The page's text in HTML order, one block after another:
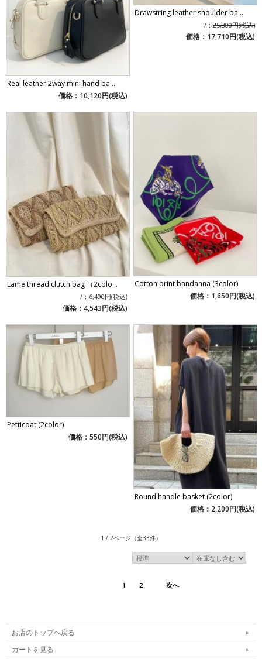
Real leather 2way mini hand ba...
価格：10,120円(税込)
Drawstring leather shoulder ba...
/： 25,300円(税込)
価格：17,710円(税込)
Lame thread clutch bag （2colo...
/：6,490円(税込)
価格：4,543円(税込)
Cotton print bandanna (3color)
価格：1,650円(税込)
Petticoat (2color)
価格：550円(税込)
Round handle basket (2color)
価格：2,200円(税込)
1 / 2ページ （全33件）
1 2 次へ
お店のトップへ戻る
カートを見る